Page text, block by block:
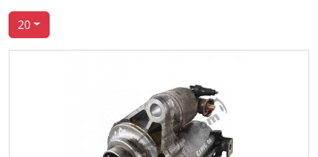
20